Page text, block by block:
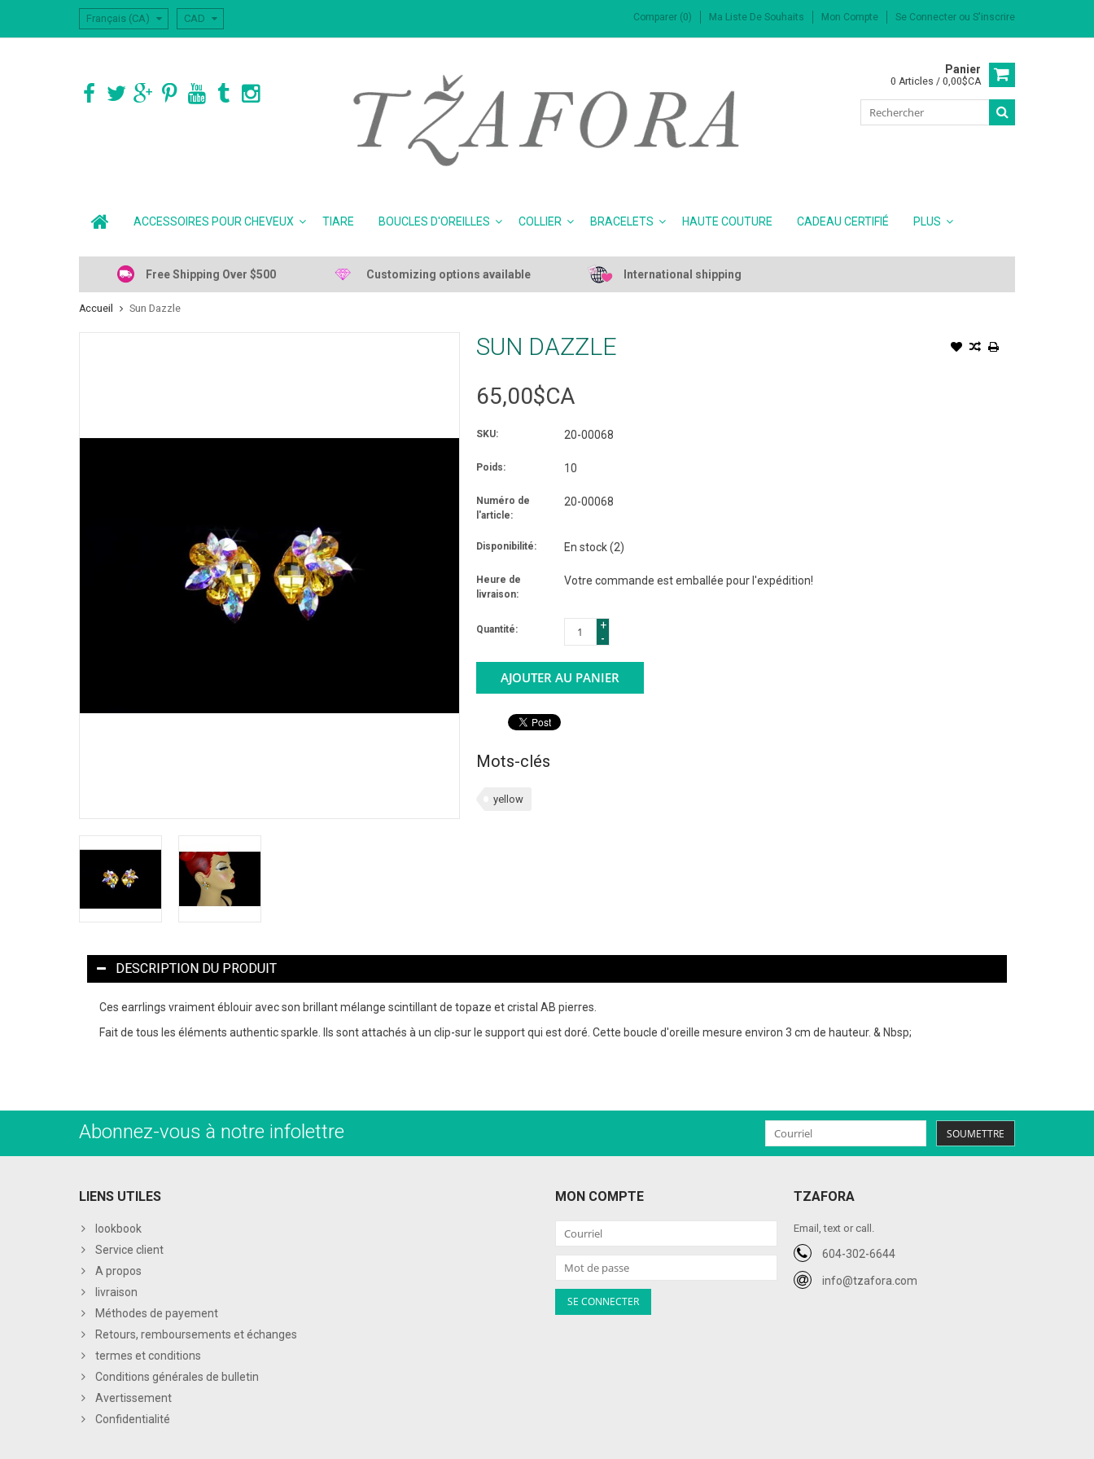
Français (CA) CAD Comparer (0) Ma Liste De Souhaits Mon Compte Se Connecter ou S'inscrire
Panier
0 Articles / 0,00$CA
ACCESSOIRES POUR CHEVEUX TIARE BOUCLES D'OREILLES COLLIER BRACELETS HAUTE COUTURE CADEAU CERTIFIÉ PLUS
Free Shipping Over $500 Customizing options available International shipping
Accueil Sun Dazzle
SUN DAZZLE
65,00$CA
SKU: 20-00068
Poids: 10
Numéro de
l'article:
20-00068
Disponibilité: En stock(2)
Heure de
livraison:
Votre commande est emballée pour l'expédition!
Quantité:
+
-
AJOUTER AU PANIER
Mots-clés
yellow
DESCRIPTION DU PRODUIT
Ces earrlings vraiment éblouir avec son brillant mélange scintillant de topaze et cristal AB pierres.
Fait de tous les éléments authentic sparkle. Ils sont attachés à un clip-sur le support qui est doré. Cette boucle d'oreille mesure environ 3 cm de hauteur. & Nbsp;
Abonnez-vous à notre infolettre SOUMETTRE
LIENS UTILES
lookbook
Service client
A propos
livraison
Méthodes de payement
Retours, remboursements et échanges
termes et conditions
Conditions générales de bulletin
Avertissement
Confidentialité
MON COMPTE TZAFORA
Email, text or call.
604-302-6644
info@tzafora.com